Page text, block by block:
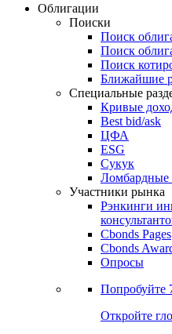
Облигации
Поиски
Поиск
Поиск
Поиск
Ближайшие
Специальные
Кривые
Best bid/ask
ЦФА
ESG
Сукук
Ломбардные
Участники рынка
Рэнкинги
Cbonds Pages
Cbonds
Опросы
Попробуйте
Откройте